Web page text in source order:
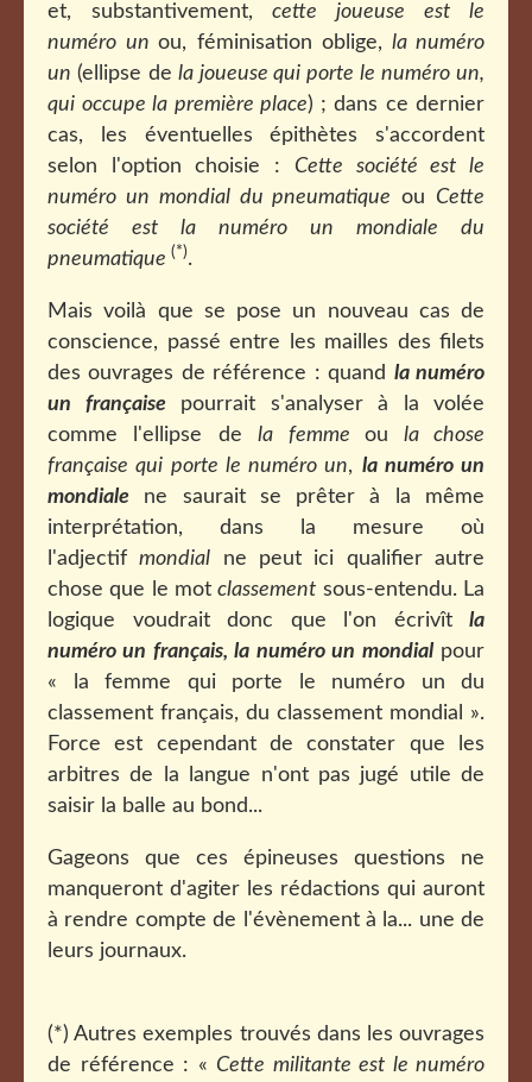
et, substantivement, cette joueuse est le
numéro un ou, féminisation oblige, la numéro
un (ellipse de la joueuse qui porte le numéro un,
qui occupe la première place) ; dans ce dernier
cas, les éventuelles épithètes s'accordent
selon l'option choisie : Cette société est le
numéro un mondial du pneumatique ou Cette
société est la numéro un mondiale du
pneumatique (*).
Mais voilà que se pose un nouveau cas de
conscience, passé entre les mailles des filets
des ouvrages de référence : quand la numéro
un françaisepourrait s'analyser à la volée
comme l'ellipse dela femmeou la chose
française qui porte le numéro un, la numéro un
mondiale ne saurait se prêter à la même
interprétation, dans la mesure où
l'adjectifmondial ne peut ici qualifier autre
chose que le motclassement sous-entendu. La
logique voudrait donc que l'on écrivît la
numéro un français, la numéro un mondialpour
« la femme qui porte le numéro un du
classement français, du classement mondial ».
Force est cependant de constater que les
arbitres de la langue n'ont pas jugé utile de
saisir la balle au bond...
Gageons que ces épineuses questions ne
manqueront d'agiter les rédactions qui auront
à rendre compte de l'évènement à la... une de
leurs journaux.
(*) Autres exemples trouvés dans les ouvrages
de référence : « Cette militante est le numéro